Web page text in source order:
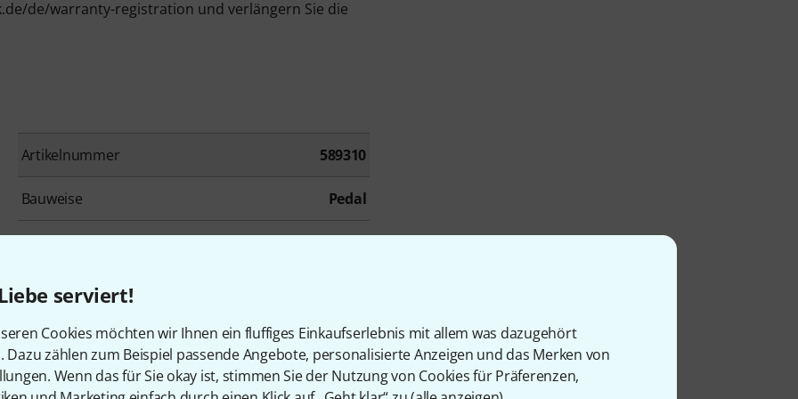
serviert!
Cookies möchten wir Ihnen ein fluffiges Einkaufserlebnis mit allem was dazugehört
Dazu zählen zum Beispiel passende Angebote, personalisierte Anzeigen und das Merken von
Wenn das für Sie okay ist, stimmen Sie der Nutzung von Cookies für Präferenzen,
de/warranty-registration und verlängern Sie die
Artikelnummer 589310
Bauweise Pedal
Expression Pedal
Kopfhöreranschluss Ja
Line Out Ja